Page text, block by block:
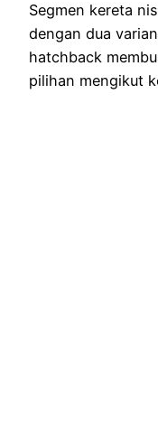
Segmen kereta
dengan dua
hatchback
pilihan mengikut